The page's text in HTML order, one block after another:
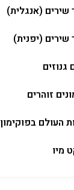
שירים (אנגלית)
שירים (יפנית)
גנוזים
זוהרים
העולם בפוקימון
מיו